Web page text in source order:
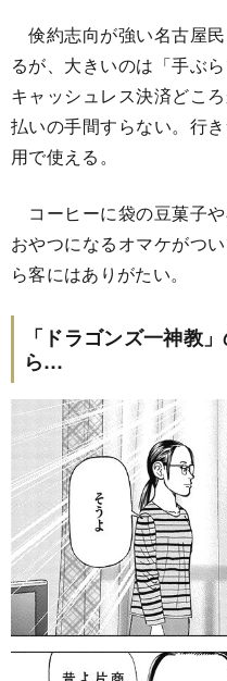
倹約志向が強い名古屋
るが、大きいのは「手ぶ
キャッシュレス決済どこ
払いの手間すらない。行
用で使える。
コーヒーに袋の豆菓子
おやつになるオマケがつ
ら客にはありがたい。
「ドラゴンズ一神教
ら…